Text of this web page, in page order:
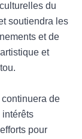
du
soutiendra les
et de
et
de
intérêts
pour